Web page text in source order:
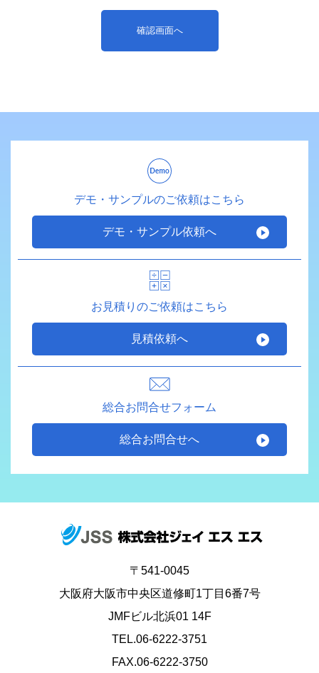
デモ・サンプルのご依頼はこちら
デモ・サンプル依頼へ
お見積りのご依頼はこちら
見積依頼へ
総合お問合せフォーム
総合お問合せへ
〒541-0045
大阪府大阪市中央区道修町1丁目6番7号
JMFビル北浜01 14F
TEL.06-6222-3751
FAX.06-6222-3750